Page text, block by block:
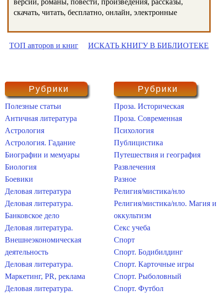
версии, романы, повести, произведения, рассказы,
скачать, читать, бесплатно, онлайн, электронные
ТОП авторов и книг ИСКАТЬ КНИГУ В БИБЛИОТЕКЕ
Рубрики
Полезные статьи
Античная литература
Астрология
Астрология. Гадание
Биографии и мемуары
Биология
Боевики
Деловая литература
Деловая литература.
Банковское дело
Деловая литература.
Внешнеэкономическая
деятельность
Деловая литература.
Маркетинг, PR, реклама
Деловая литература.
Рубрики
Проза. Историческая
Проза. Современная
Психология
Публицистика
Путешествия и география
Развлечения
Разное
Религия/мистика/нло
Религия/мистика/нло. Магия и
оккультизм
Секс учеба
Спорт
Спорт. Бодибилдинг
Спорт. Карточные игры
Спорт. Рыболовный
Спорт. Футбол